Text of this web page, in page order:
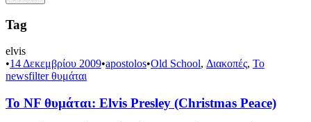
Tag
elvis
•14 Δεκεμβρίου 2009•apostolos•Old School, Διακοπές, Το
newsfilter θυμάται
Το NF θυμάται: Elvis Presley (Christmas Peace)